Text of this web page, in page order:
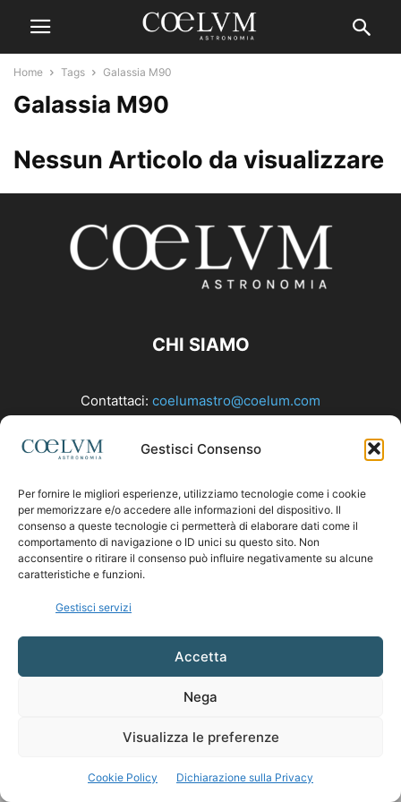
Gestisci Consenso
Per fornire le migliori esperienze, utilizziamo tecnologie come i cookie
per memorizzare e/o accedere alle informazioni del dispositivo. Il
consenso a queste tecnologie ci permetterà di elaborare dati come il
comportamento di navigazione o ID unici su questo sito. Non
acconsentire o ritirare il consenso può influire negativamente su alcune
caratteristiche e funzioni.
Gestisci servizi
Accetta
Nega
Visualizza le preferenze
Cookie Policy Dichiarazione sulla Privacy
Home Tags Galassia M90
Galassia M90
Nessun Articolo da visualizzare
CHI SIAMO
Contattaci: coelumastro@coelum.com
SEGUICI